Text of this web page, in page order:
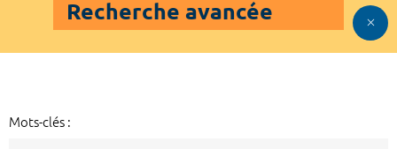
Recherche avancée
Mots-clés :